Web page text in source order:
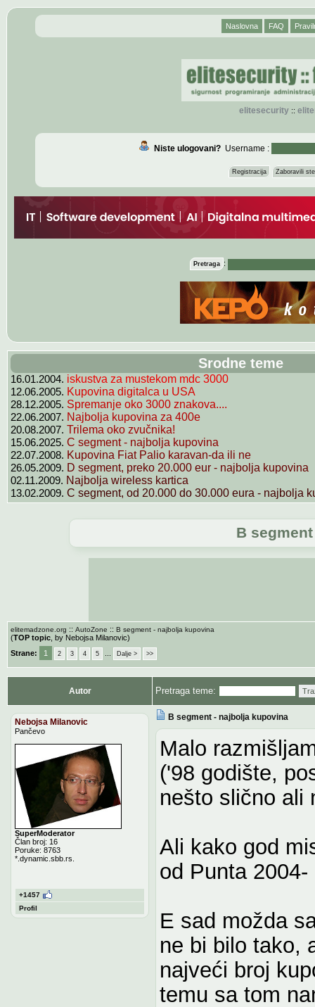
Naslovna FAQ
elitesecurity::
Niste ulogovani?Username :
Registracija Zaboravili
Pretraga :
Srodne teme
16.01.2004. iskustva za mustekom mdc 3000
12.06.2005. Kupovina digitalca u USA
28.12.2005. Spremanje oko 3000 znakova....
22.06.2007. Najbolja kupovina za 400e
20.08.2007. Trilema oko zvučnika!
15.06.2025. C segment - najbolja kupovina
22.07.2008. Kupovina Fiat Palio karavan-da ili ne
26.05.2009. D segment, preko 20.000 eur - najbolja kupovina
02.11.2009. Najbolja wireless kartica
13.02.2009. C segment, od 20.000 do 30.000 eura - najbolja
B
elitemadzone.org :: AutoZone :: B segment - najbolja kupovina
(TOP topic , by Nebojsa Milanovic)
Strane:
1 2 3 4 5 Dalje > >>
Autor Pretraga teme:
Nebojsa Milanovic
Pančevo
SuperModerator
Član broj: 16
Poruke: 8763
*.dynamic.sbb.rs.
+1457
Profil
B segment - najbolja kupovina
Malo
('98 godište,
nešto slično ali
Ali kako god
od Punta
E sad možda
ne bi bilo tako,
najveći broj
temu sa tom